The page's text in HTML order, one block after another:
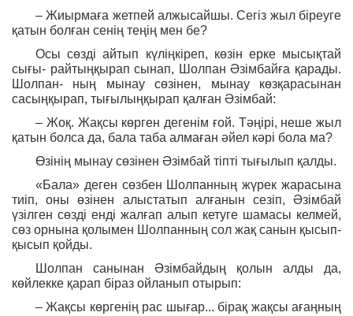
– Жиырмаға жетпей алжысайшы. Сегіз жыл біреуге
қатын болған сенің теңің мен бе?
Осы сөзді айтып күліңкіреп, көзін ерке мысықтай
сығы- райтыңқырап сынап, Шолпан Әзімбайға қарады.
Шолпан- ның мынау сөзінен, мынау көзқарасынан
сасыңқырап, тығылыңқырап қалған Әзімбай:
– Жоқ. Жақсы көрген дегенім ғой. Тәңірі, неше жыл
қатын болса да, бала таба алмаған әйел кәрі бола ма?
Өзінің мынау сөзінен Әзімбай тіпті тығылып қалды.
«Бала» деген сөзбен Шолпанның жүрек жарасына
тиіп, оны өзінен алыстатып алғанын сезіп, Әзімбай
үзілген сөзді енді жалғап алып кетуге шамасы келмей,
сөз орнына қолымен Шолпанның сол жақ санын қысып-
қысып қойды.
Шолпан санынан Әзімбайдың қолын алды да,
көйлекке қарап біраз ойланып отырып:
– Жақсы көргенің рас шығар... бірақ жақсы ағаңның